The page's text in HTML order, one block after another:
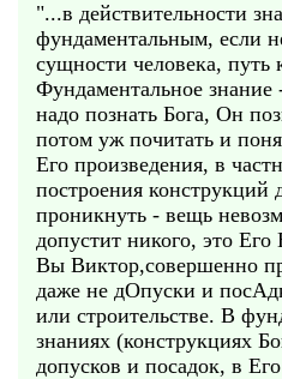
"...в действительности
фундаментальным, если
сущности человека, путь
Фундаментальное знание
надо познать Бога, Он
потом уж почитать и
Его произведения, в
построения
проникнуть - вещь
допустит никого, это Его
Вы Виктор,совершенно
даже не дОпуски и
или строительстве. В
знаниях (конструкциях
допусков и посадок, в